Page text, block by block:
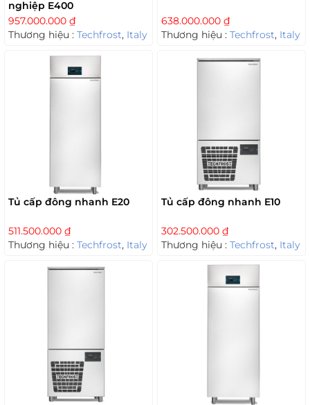
nghiệp E400
957.000.000 ₫
Thương hiệu : Techfrost, Italy
638.000.000 ₫
Thương hiệu : Techfrost, Italy
Tủ cấp đông nhanh E20
511.500.000 ₫
Thương hiệu : Techfrost, Italy
Tủ cấp đông nhanh E10
302.500.000 ₫
Thương hiệu : Techfrost, Italy